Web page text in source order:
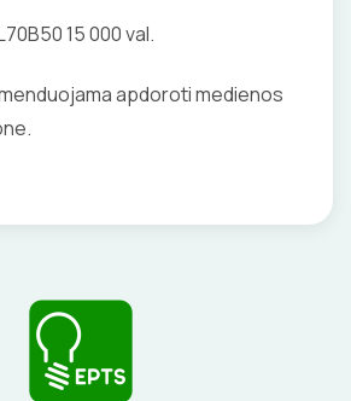
15 000 val.
apdoroti medienos